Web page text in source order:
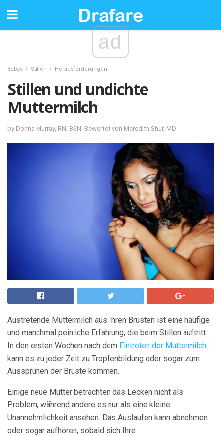
ad
Babys Stillen Herausforderungen
Stillen und undichte
Muttermilch
by Donna Murray, RN, BSN; Bewertet von Meredith Shur, MD
Austretende Muttermilch aus Ihren Brüsten ist eine häufige
und manchmal peinliche Erfahrung, die beim Stillen auftritt.
In den ersten Wochen nach dem Eintreten der Muttermilch
kann es zu jeder Zeit zu Tropfenbildung oder sogar zum
Aussprühen der Brüste kommen.
Einige neue Mütter betrachten das Lecken nicht als
Problem, während andere es nur als eine kleine
Unannehmlichkeit ansehen. Das Auslaufen kann abnehmen
oder sogar aufhören, sobald sich Ihre